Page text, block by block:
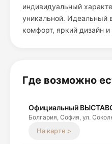
индивидуальный
уникальной. Идеальный
комфорт, яркий дизайн
Где возможно
Официальный
Болгария, София, ул.
На карте >